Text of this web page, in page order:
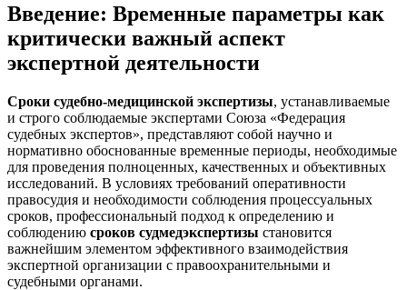
Введение: Временные параметры как
критически важный аспект
экспертной деятельности
Сроки судебно-медицинской экспертизы, устанавливаемые
и строго соблюдаемые экспертами Союза «Федерация
судебных экспертов», представляют собой научно и
нормативно обоснованные временные периоды, необходимые
для проведения полноценных, качественных и объективных
исследований. В условиях требований оперативности
правосудия и необходимости соблюдения процессуальных
сроков, профессиональный подход к определению и
соблюдению сроков судмедэкспертизы становится
важнейшим элементом эффективного взаимодействия
экспертной организации с правоохранительными и
судебными органами.